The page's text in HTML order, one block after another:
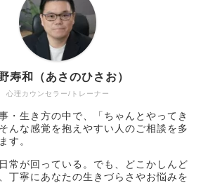
心理カウンセラー/トレーナー
寿和（あさのひさお）
・生き方の中で、「ちゃんとやってき
んな感覚を抱えやすい人のご相談を多
す。
常が回っている。でも、どこかしんど
丁寧にあなたの生きづらさやお悩みを